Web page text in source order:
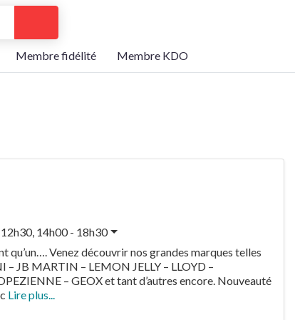
Membre fidélité Membre KDO
14h00 - 18h30
qu’un…. Venez découvrir nos grandes marques telles
– JB MARTIN – LEMON JELLY – LLOYD –
– GEOX et tant d’autres encore. Nouveauté
Lire plus...